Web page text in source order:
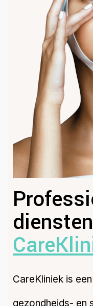
diensten
CareKliniek is
gezondheids- en